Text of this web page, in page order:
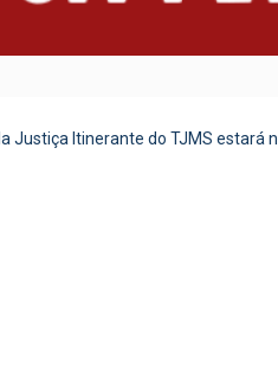
Justiça Itinerante do TJMS